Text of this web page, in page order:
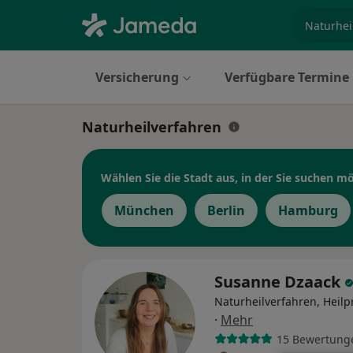
Versicherung Verfügbare Termine
Naturheilverfahren
Wählen Sie die Stadt aus, in der Sie suchen
München Berlin Hamburg
Susanne Dzaack
Naturheilverfahren,
· Mehr
15